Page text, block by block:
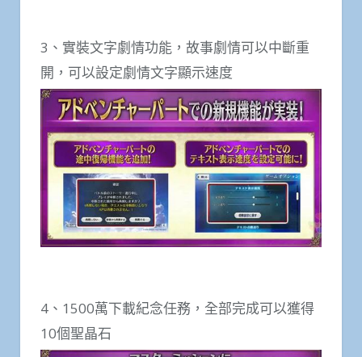
3、實裝文字劇情功能，故事劇情可以中斷重
開，可以設定劇情文字顯示速度
4、1500萬下載紀念任務，全部完成可以獲得
10個聖晶石